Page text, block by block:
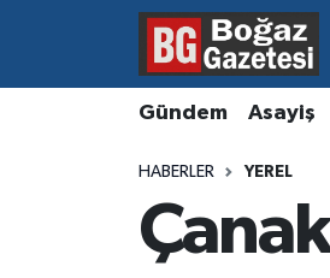
Gündem Asayiş
HABERLER YEREL
Asayiş
Ekonomi
Hava Durumu
Süper Lig Puan Durumu ve